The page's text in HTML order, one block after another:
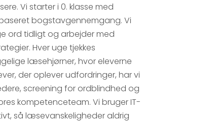
Vi starter i 0. klasse med
bogstavgennemgang. Vi
ord tidligt og arbejder med
Hver uge tjekkes
læsehjørner, hvor eleverne
der oplever udfordringer, har vi
screening for ordblindhed og
kompetenceteam. Vi bruger IT-
så læsevanskeligheder aldrig